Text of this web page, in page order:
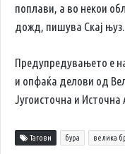
поплави, а во некои
дожд, пишува Скај њуз.
Предупредувањето е
и опфаќа делови од
Југоисточна и Источна
Тагови бура велика